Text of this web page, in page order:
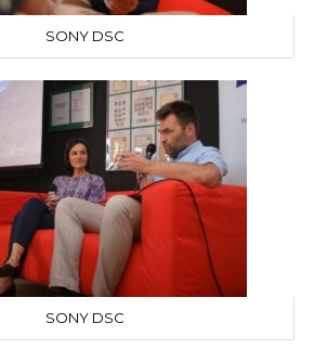
SONY DSC
SONY DSC